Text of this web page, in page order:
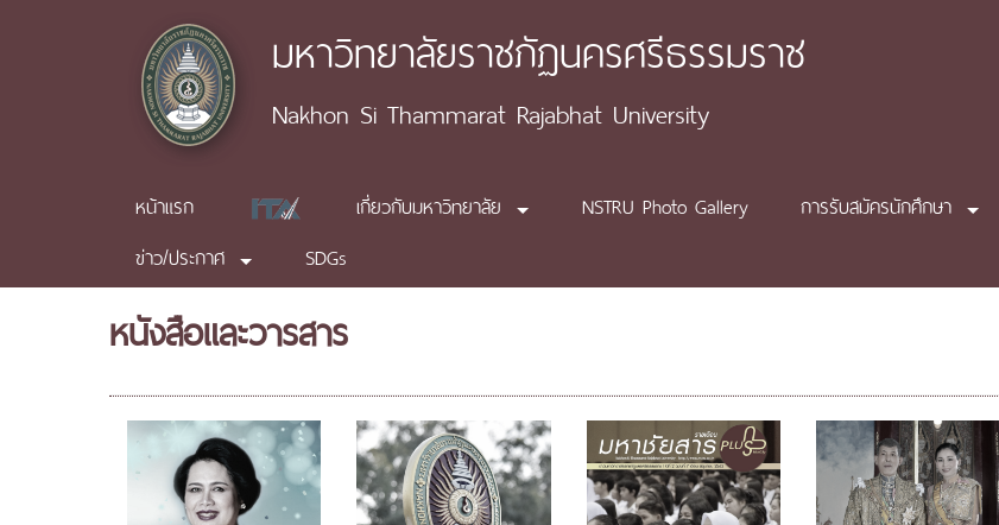
มหาวิทยาลัยราชภัฏนครศรีธรรมราช
Nakhon Si Thammarat Rajabhat University
หน้าแรก เกี่ยวกับมหาวิทยาลัย NSTRU Photo Gallery การรับสมัครนักศึกษา
ข่าว/ประกาศ
SDGs
หนังสือและวารสาร